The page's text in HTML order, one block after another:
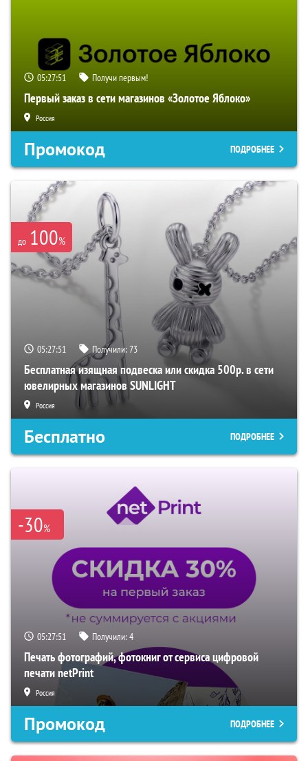
05:27:50 Получи первым!
Первый заказ в сети магазинов «Золотое Яблоко»
Россия
Промокод ПОДРОБНЕЕ
до 100%
05:27:50 Получили:73
Бесплатная изящная подвеска или скидка 500р. в сети
ювелирных магазинов SUNLIGHT
Россия
Бесплатно ПОДРОБНЕЕ
-30%
05:27:50 Получили:4
Печать фотографий, фотокниг от сервиса цифровой
печати netPrint
Россия
Промокод ПОДРОБНЕЕ